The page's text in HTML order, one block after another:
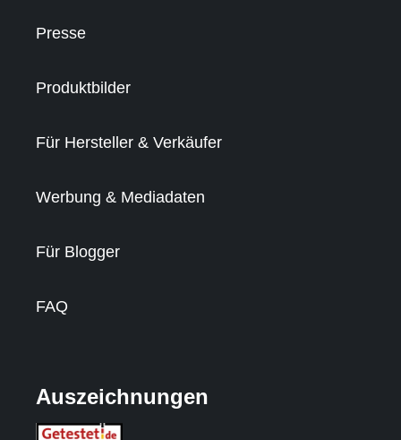
Presse
Produktbilder
Für Hersteller & Verkäufer
Werbung & Mediadaten
Für Blogger
FAQ
Auszeichnungen